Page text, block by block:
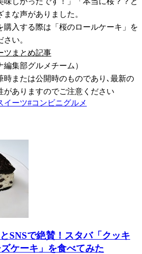
な声がありました。
購入する際は「桜のロールケーキ」を
い。
ツまとめ記事
編集部グルメチーム）
または公開時のものであり､最新の
がありますのでご注意ください
イーツ#コンビニグルメ
SNSで絶賛！スタバ「クッキ
ケーキ」を食べてみた